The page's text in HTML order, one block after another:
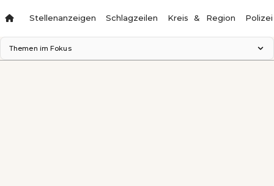
Stellenanzeigen Schlagzeilen Kreis & Region Polizei
Themen im Fokus